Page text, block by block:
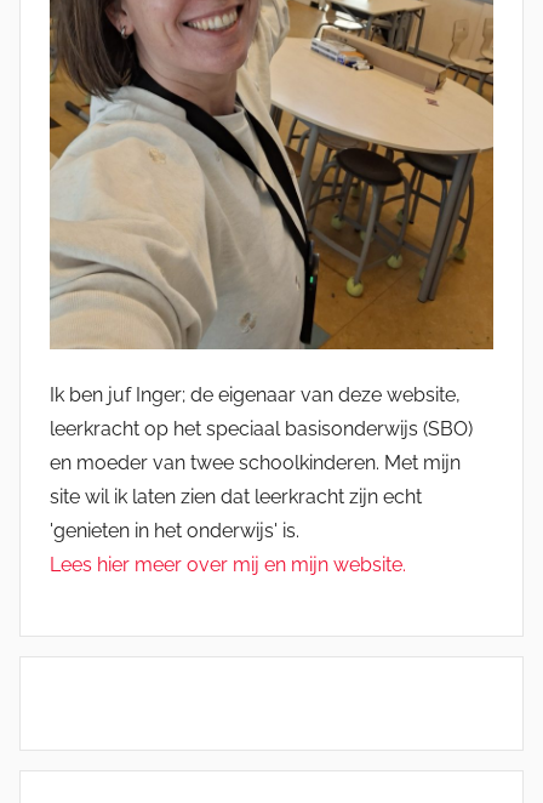
Ik ben juf Inger; de eigenaar van deze website,
leerkracht op het speciaal basisonderwijs (SBO)
en moeder van twee schoolkinderen. Met mijn
site wil ik laten zien dat leerkracht zijn echt
'genieten in het onderwijs' is.
Lees hier meer over mij en mijn website.